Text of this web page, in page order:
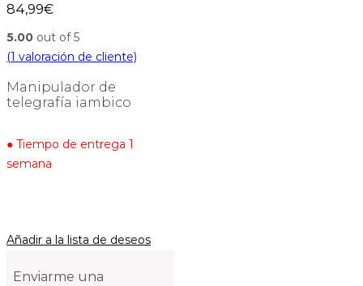
84,99€
5.00 out of 5
(1 valoración de cliente)
Manipulador de
telegrafía iambico
● Tiempo de entrega 1
semana
Añadir a la lista de deseos
Enviarme una